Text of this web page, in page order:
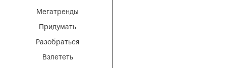
Мегатренды
Придумать
Разобраться
Взлететь